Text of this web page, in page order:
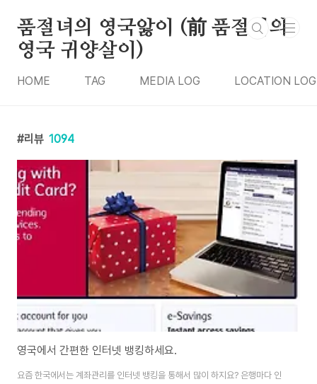
품절녀의 영국앓이 (前 품절녀의
영국 귀양살이)
HOME TAG MEDIA LOG LOCATION LOG
리뷰 1094
영국에서 간편한 인터넷 뱅킹하세요.
요즘 한국에서는 계좌관리를 인터넷 뱅킹을 통해서 많이 하지요? 은행마다 인